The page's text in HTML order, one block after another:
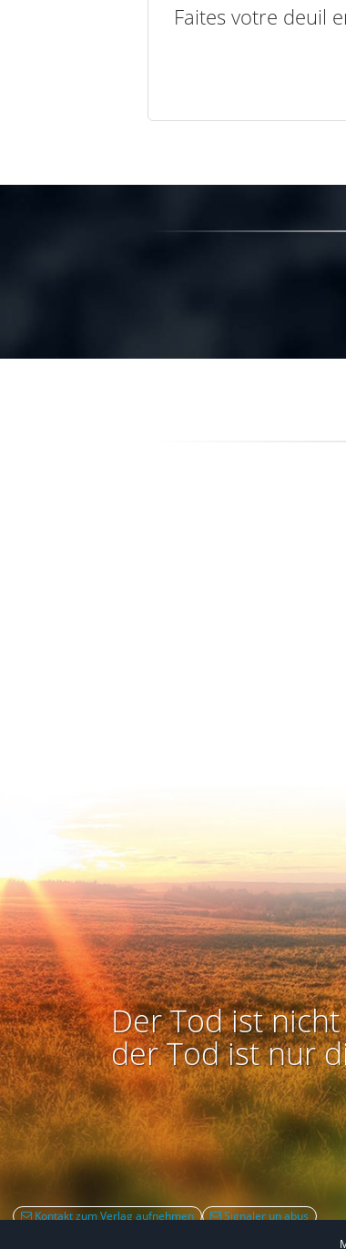
Faites votre deuil
Der Tod ist
der Tod ist nur
Kontakt zum Verlag aufnehmen
Signaler un abus